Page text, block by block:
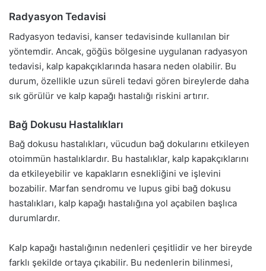
Radyasyon Tedavisi
Radyasyon tedavisi, kanser tedavisinde kullanılan bir
yöntemdir. Ancak, göğüs bölgesine uygulanan radyasyon
tedavisi, kalp kapakçıklarında hasara neden olabilir. Bu
durum, özellikle uzun süreli tedavi gören bireylerde daha
sık görülür ve kalp kapağı hastalığı riskini artırır.
Bağ Dokusu Hastalıkları
Bağ dokusu hastalıkları, vücudun bağ dokularını etkileyen
otoimmün hastalıklardır. Bu hastalıklar, kalp kapakçıklarını
da etkileyebilir ve kapakların esnekliğini ve işlevini
bozabilir. Marfan sendromu ve lupus gibi bağ dokusu
hastalıkları, kalp kapağı hastalığına yol açabilen başlıca
durumlardır.
Kalp kapağı hastalığının nedenleri çeşitlidir ve her bireyde
farklı şekilde ortaya çıkabilir. Bu nedenlerin bilinmesi,